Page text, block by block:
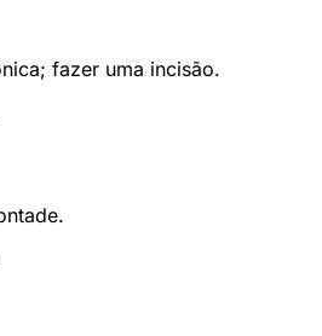
fazer uma incisão.